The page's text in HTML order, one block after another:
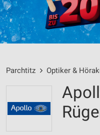
Parchtitz Optiker &